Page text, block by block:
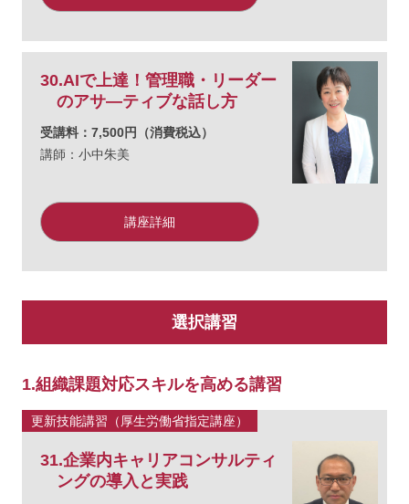
30.AIで上達！管理職・リーダー
のアサ―ティブな話し方
受講料：7,500円（消費税込）
講師：小中朱美
講座詳細
選択講習
1.組織課題対応スキルを高める講習
更新技能講習（厚生労働省指定講座）
31.企業内キャリアコンサルティ
ングの導入と実践